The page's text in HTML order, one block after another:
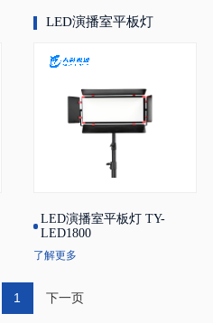
LED演播室平板灯
LED演播室平板灯 TY-
LED1800
了解更多
1 下一页